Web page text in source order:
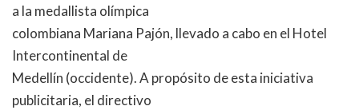
a la medallista olímpica
colombiana Mariana Pajón, llevado a cabo en el Hotel
Intercontinental de
Medellín (occidente). A propósito de esta iniciativa
publicitaria, el directivo